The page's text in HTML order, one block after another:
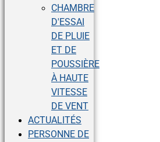
CHAMBRE
D'ESSAI
DE PLUIE
ET DE
POUSSIÈRE
À HAUTE
VITESSE
DE VENT
ACTUALITÉS
PERSONNE DE